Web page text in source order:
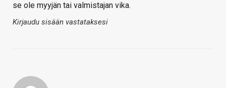
se ole myyjän tai valmistajan vika.
Kirjaudu sisään vastataksesi